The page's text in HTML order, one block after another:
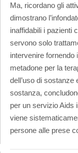
Ma, ricordano gli
dimostrano
inaffidabili i pazienti
servono solo
intervenire fornendo
metadone per la
dell’uso di sostanze
sostanza,
per un servizio Aids
viene
persone alle prese